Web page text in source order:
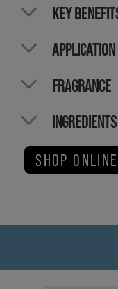
KEY
APPLICATION
FRAGRANCE
INGREDIENTS
SHOP ONLINE